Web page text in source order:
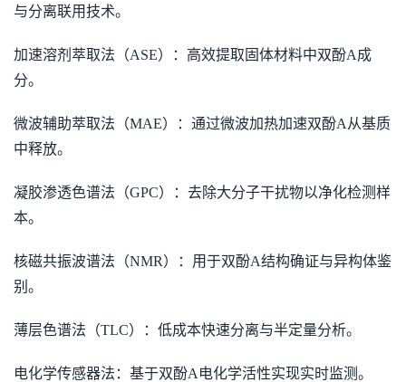
与分离联用技术。
加速溶剂萃取法（ASE）：高效提取固体材料中双酚A成
分。
微波辅助萃取法（MAE）：通过微波加热加速双酚A从基质
中释放。
凝胶渗透色谱法（GPC）：去除大分子干扰物以净化检测样
本。
核磁共振波谱法（NMR）：用于双酚A结构确证与异构体鉴
别。
薄层色谱法（TLC）：低成本快速分离与半定量分析。
电化学传感器法：基于双酚A电化学活性实现实时监测。